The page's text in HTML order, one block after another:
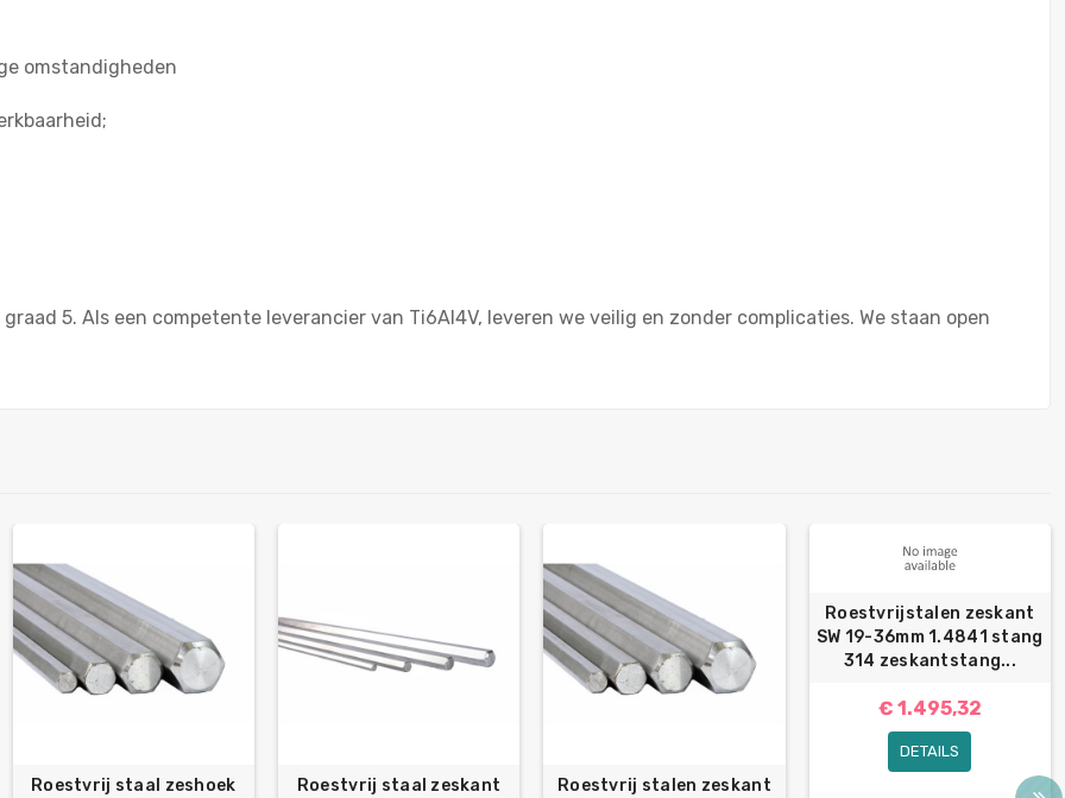
omstandigheden
5. Als een competente leverancier van Ti6Al4V, leveren we veilig en zonder complicaties. We staan open
Roestvrij staal zeshoek
Roestvrij staal zeskant
Roestvrij stalen zeskant
Roestvrijstalen zeskant
SW 19-36mm 1.4841 stang
314 zeskantstang...
€ 1.495,32
DETAILS